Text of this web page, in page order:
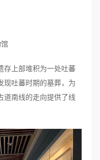
上部堆积为一处吐蕃
现吐蕃时期的墓葬，为
道南线的走向提供了线